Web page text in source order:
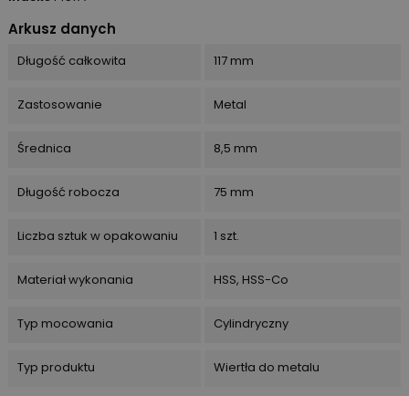
Arkusz danych
Długość całkowita 117 mm
Zastosowanie Metal
Średnica 8,5 mm
Długość robocza 75 mm
Liczba sztuk w opakowaniu 1 szt.
Materiał wykonania HSS, HSS-Co
Typ mocowania Cylindryczny
Typ produktu Wiertła do metalu